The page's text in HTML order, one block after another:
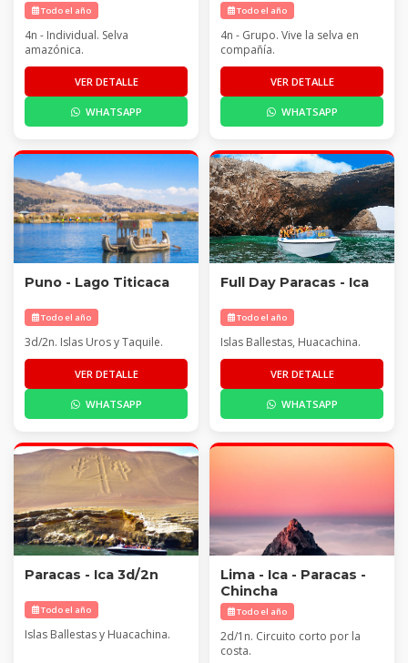
Todo el año
4n - Individual. Selva
amazónica.
VER DETALLE
WHATSAPP
Todo el año
4n - Grupo. Vive la selva en
compañía.
VER DETALLE
WHATSAPP
Puno - Lago Titicaca
Todo el año
3d/2n. Islas Uros y Taquile.
VER DETALLE
WHATSAPP
Full Day Paracas - Ica
Todo el año
Islas Ballestas, Huacachina.
VER DETALLE
WHATSAPP
Paracas - Ica 3d/2n
Todo el año
Islas Ballestas y Huacachina.
Lima - Ica - Paracas -
Chincha
Todo el año
2d/1n. Circuito corto por la
costa.